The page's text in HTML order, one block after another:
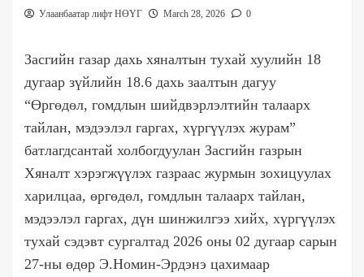
Улаанбаатар лифт НӨҮГ March 28, 2026 0
Засгийн газар дахь хяналтын тухай хуулийн 18
дугаар зүйлийн 18.6 дахь заалтын дагуу
“Өргөдөл, гомдлын шийдвэрлэлтийн талаарх
тайлан, мэдээлэл гаргах, хүргүүлэх журам”
батлагдсантай холбогдуулан Засгийн газрын
Хяналт хэрэгжүүлэх газраас журмын зохицуулах
харилцаа, өргөдөл, гомдлын талаарх тайлан,
мэдээлэл гаргах, дүн шинжилгээ хийх, хүргүүлэх
тухай сэдэвт сургалтад 2026 оны 02 дугаар сарын
27-ны өдөр Э.Номин-Эрдэнэ цахимаар